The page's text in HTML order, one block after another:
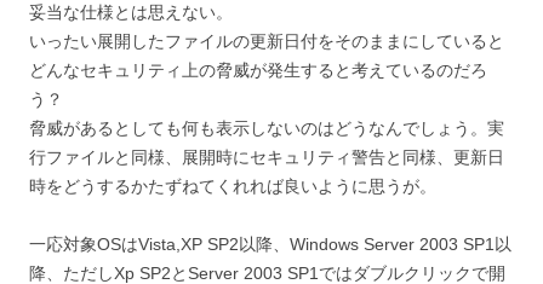
妥当な仕様とは思えない。
いったい展開したファイルの更新日付をそのままにしていると
どんなセキュリティ上の脅威が発生すると考えているのだろ
う？
脅威があるとしても何も表示しないのはどうなんでしょう。実
行ファイルと同様、展開時にセキュリティ警告と同様、更新日
時をどうするかたずねてくれれば良いように思うが。
一応対象OSはVista,XP SP2以降、Windows Server 2003 SP1以
降、ただしXp SP2とServer 2003 SP1ではダブルクリックで開